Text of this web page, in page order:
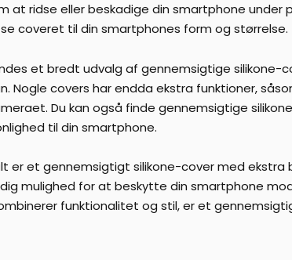
at ridse eller beskadige din smartphone
coveret til din smartphones form og størrelse.
et bredt udvalg af gennemsigtige silikone-
Nogle covers har endda ekstra funktioner,
Du kan også finde gennemsigtige
til din smartphone.
er et gennemsigtigt silikone-cover med ekstra
mulighed for at beskytte din smartphone
funktionalitet og stil, er et